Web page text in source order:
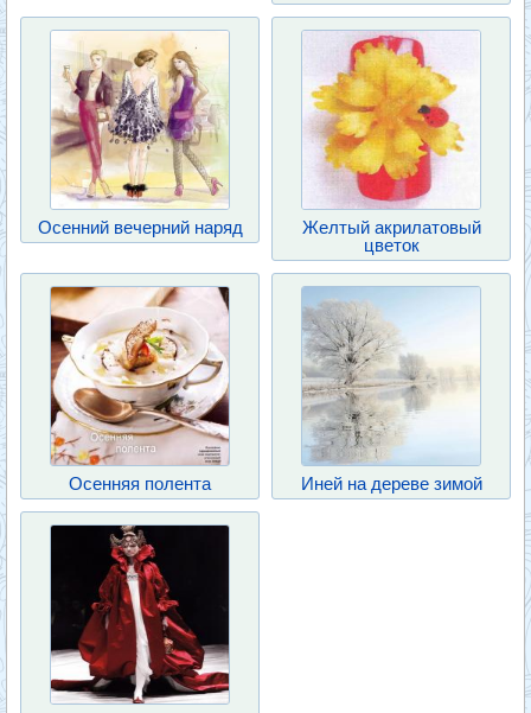
Осенний вечерний наряд
Желтый акрилатовый
цветок
Осенняя полента Иней на дереве зимой